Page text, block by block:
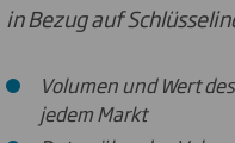
in Bezug auf
Volumen und Wert
jedem Markt